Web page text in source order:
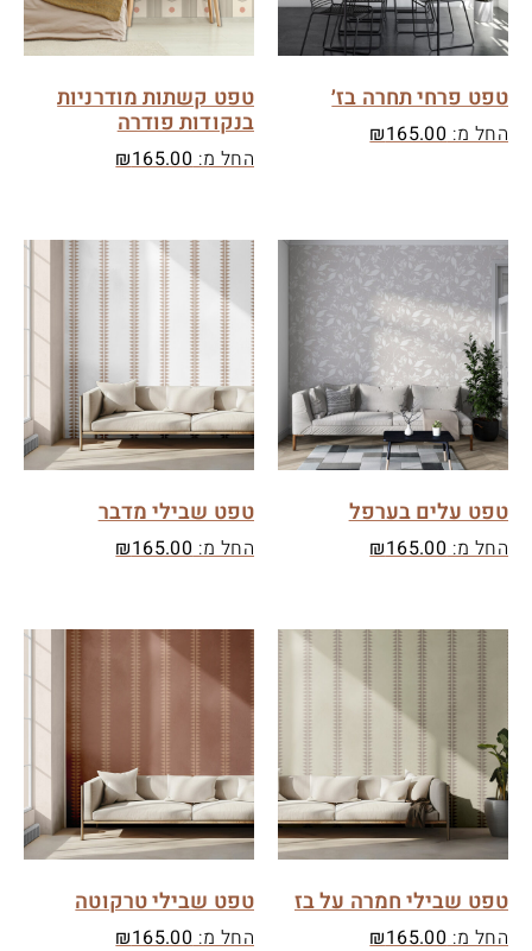
טפט פרחי תחרה בז׳
החל מ: ₪165.00
טפט קשתות מודרניות
בנקודות פודרה
החל מ: ₪165.00
טפט עלים בערפל
החל מ: ₪165.00
טפט שבילי מדבר
החל מ: ₪165.00
טפט שבילי חמרה על בז
החל מ: ₪165.00
טפט שבילי טרקוטה
החל מ: ₪165.00